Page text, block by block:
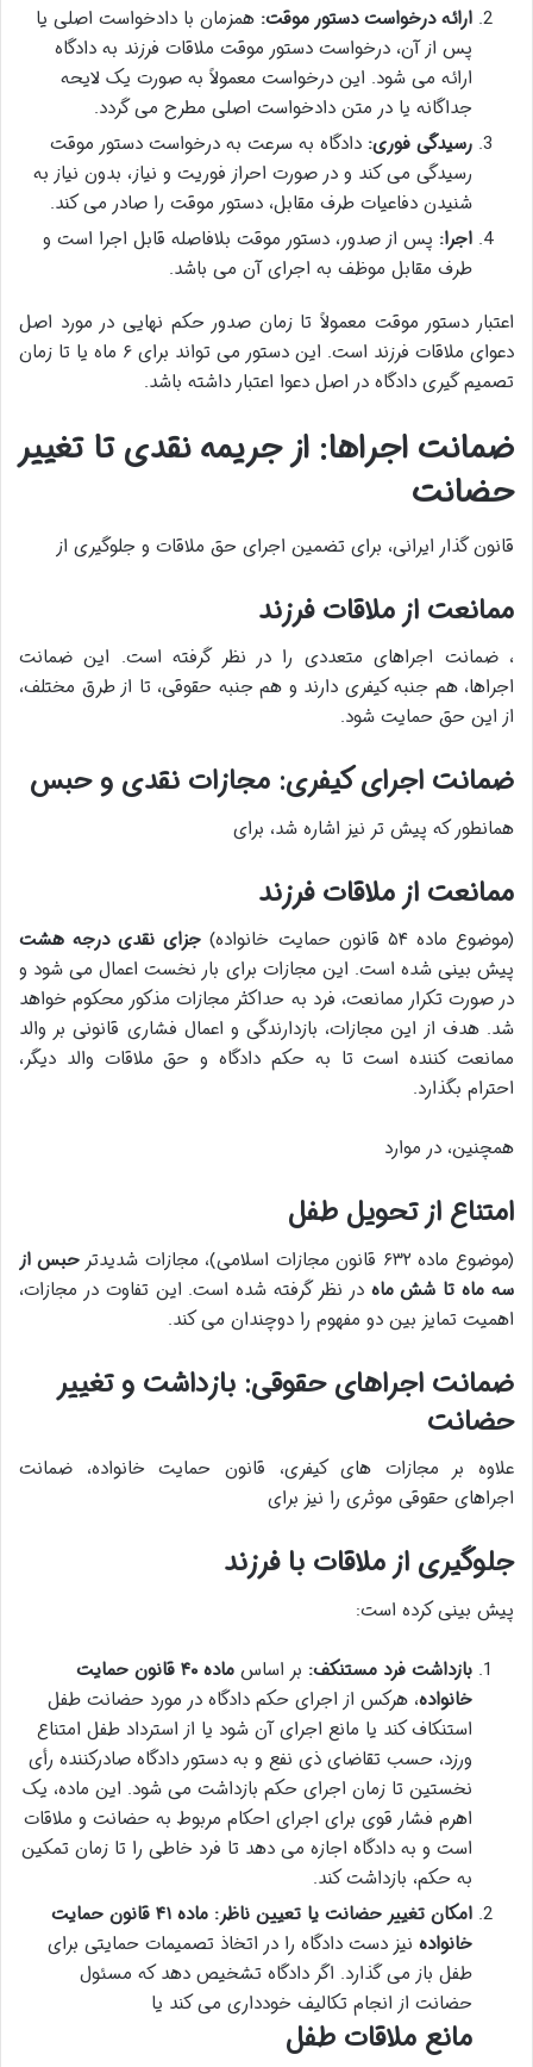
ارائه درخواست دستور موقت: همزمان با دادخواست اصلی یا
پس از آن، درخواست دستور موقت ملاقات فرزند به دادگاه
ارائه می شود. این درخواست معمولاً به صورت یک لایحه
جداگانه یا در متن دادخواست اصلی مطرح می گردد.
رسیدگی فوری: دادگاه به سرعت به درخواست دستور موقت
رسیدگی می کند و در صورت احراز فوریت و نیاز، بدون نیاز به
شنیدن دفاعیات طرف مقابل، دستور موقت را صادر می کند.
اجرا: پس از صدور، دستور موقت بلافاصله قابل اجرا است و
طرف مقابل موظف به اجرای آن می باشد.
اعتبار دستور موقت معمولاً تا زمان صدور حکم نهایی در مورد اصل
دعوای ملاقات فرزند است. این دستور می تواند برای ۶ ماه یا تا زمان
تصمیم گیری دادگاه در اصل دعوا اعتبار داشته باشد.
ضمانت اجراها: از جریمه نقدی تا تغییر
حضانت
قانون گذار ایرانی، برای تضمین اجرای حق ملاقات و جلوگیری از
ممانعت از ملاقات فرزند
، ضمانت اجراهای متعددی را در نظر گرفته است. این ضمانت
اجراها، هم جنبه کیفری دارند و هم جنبه حقوقی، تا از طرق مختلف،
از این حق حمایت شود.
ضمانت اجرای کیفری: مجازات نقدی و حبس
همانطور که پیش تر نیز اشاره شد، برای
ممانعت از ملاقات فرزند
(موضوع ماده ۵۴ قانون حمایت خانواده)
جزای نقدی درجه هشت
پیش بینی شده است. این مجازات برای بار نخست اعمال می شود و
در صورت تکرار ممانعت، فرد به حداکثر مجازات مذکور محکوم خواهد
شد. هدف از این مجازات، بازدارندگی و اعمال فشاری قانونی بر والد
ممانعت کننده است تا به حکم دادگاه و حق ملاقات والد دیگر،
احترام بگذارد.
همچنین، در موارد
امتناع از تحویل طفل
(موضوع ماده ۶۳۲ قانون مجازات اسلامی)، مجازات شدیدتر
حبس از
سه ماه تا شش ماه در نظر گرفته شده است. این تفاوت در مجازات،
اهمیت تمایز بین دو مفهوم را دوچندان می کند.
ضمانت اجراهای حقوقی: بازداشت و تغییر
حضانت
علاوه بر مجازات های کیفری، قانون حمایت خانواده، ضمانت
اجراهای حقوقی موثری را نیز برای
جلوگیری از ملاقات با فرزند
پیش بینی کرده است:
بازداشت فرد مستنکف: بر اساس
ماده ۴۰ قانون حمایت
خانواده، هرکس از اجرای حکم دادگاه در مورد حضانت طفل
استنکاف کند یا مانع اجرای آن شود یا از استرداد طفل امتناع
ورزد، حسب تقاضای ذی نفع و به دستور دادگاه صادرکننده رأی
نخستین تا زمان اجرای حکم بازداشت می شود. این ماده، یک
اهرم فشار قوی برای اجرای احکام مربوط به حضانت و ملاقات
است و به دادگاه اجازه می دهد تا فرد خاطی را تا زمان تمکین
به حکم، بازداشت کند.
امکان تغییر حضانت یا تعیین ناظر:
ماده ۴۱ قانون حمایت
خانواده نیز دست دادگاه را در اتخاذ تصمیمات حمایتی برای
طفل باز می گذارد. اگر دادگاه تشخیص دهد که مسئول
حضانت از انجام تکالیف خودداری می کند یا
مانع ملاقات طفل